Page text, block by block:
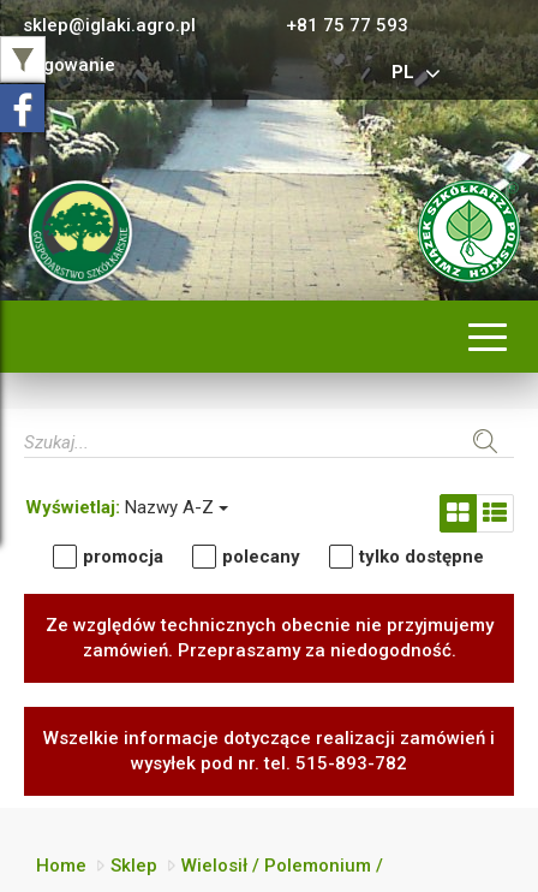
sklep@iglaki.agro.pl
+81 75 77 593
Logowanie
PL
Wyświetlaj: Nazwy A-Z
promocja polecany tylko dostępne
Ze względów technicznych obecnie nie przyjmujemy
zamówień. Przepraszamy za niedogodność.
Wszelkie informacje dotyczące realizacji zamówień i
wysyłek pod nr. tel. 515-893-782
Home Sklep Wielosił / Polemonium /